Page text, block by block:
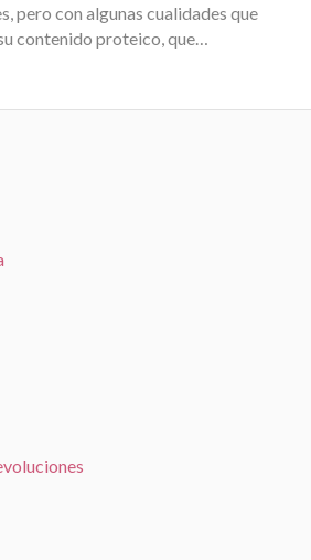
pero con algunas cualidades que
contenido proteico, que…